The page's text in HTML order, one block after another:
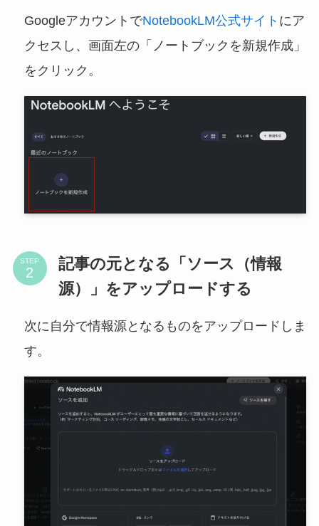
GoogleアカウントでNotebookLM公式サイト にア
クセスし、画面左の「ノートブックを新規作成」
をクリック。
STEP
記事の元となる「ソース（情報
源）」をアップロードする
次に自分で情報源となるものをアップロードしま
す。